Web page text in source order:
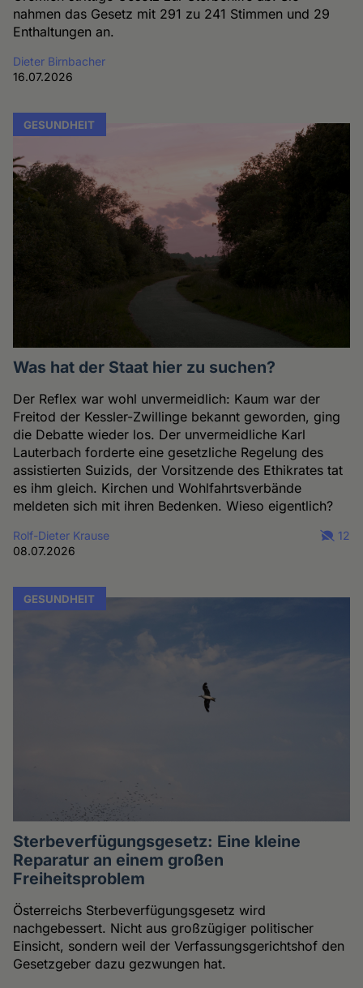
nahmen das Gesetz mit 291 zu 241 Stimmen und 29
Enthaltungen an.
Dieter Birnbacher
16.07.2026
GESUNDHEIT
Was hat der Staat hier zu suchen?
Der Reflex war wohl unvermeidlich: Kaum war der
Freitod der Kessler-Zwillinge bekannt geworden, ging
die Debatte wieder los. Der unvermeidliche Karl
Lauterbach forderte eine gesetzliche Regelung des
assistierten Suizids, der Vorsitzende des Ethikrates tat
es ihm gleich. Kirchen und Wohlfahrtsverbände
meldeten sich mit ihren Bedenken. Wieso eigentlich?
Rolf-Dieter Krause
08.07.2026
12
GESUNDHEIT
Sterbeverfügungsgesetz: Eine kleine
Reparatur an einem großen
Freiheitsproblem
Österreichs Sterbeverfügungsgesetz wird
nachgebessert. Nicht aus großzügiger politischer
Einsicht, sondern weil der Verfassungsgerichtshof den
Gesetzgeber dazu gezwungen hat.